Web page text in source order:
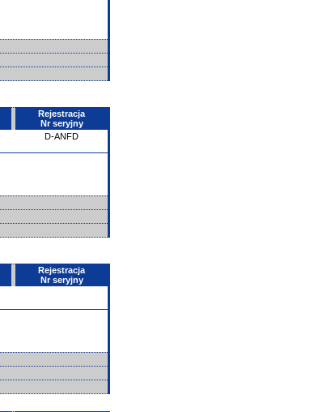
Rejestracja
Nr seryjny
D-ANFD
Rejestracja
Nr seryjny